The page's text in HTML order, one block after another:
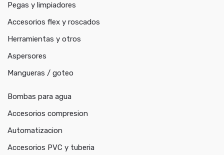
Pegas y limpiadores
Accesorios flex y roscados
Herramientas y otros
Aspersores
Mangueras / goteo
Bombas para agua
Accesorios compresion
Automatizacion
Accesorios PVC y tuberia